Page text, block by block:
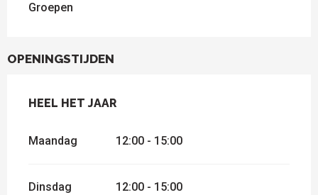
Groepen
OPENINGSTIJDEN
HEEL HET JAAR
HEEL HET JAAR
Maandag 12:00 - 15:00
Dinsdag 12:00 - 15:00